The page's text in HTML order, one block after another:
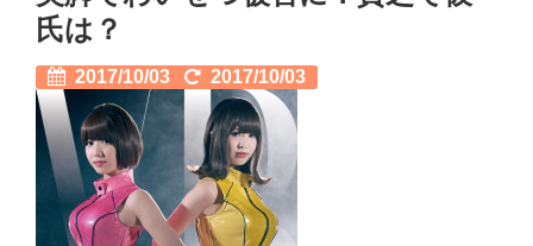
氏は？
2017/10/03 2017/10/03